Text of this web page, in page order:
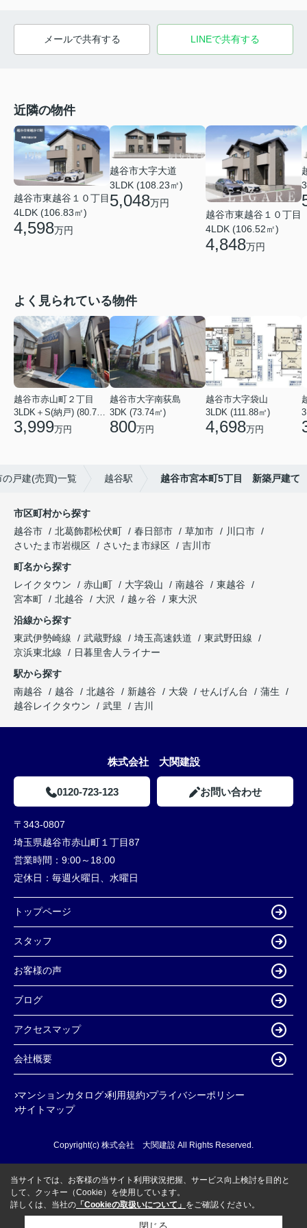
メールで共有する LINEで共有する
近隣の物件
越谷市東越谷１０丁目
4LDK (106.83㎡)
4,598万円
越谷市大字大道
3LDK (108.23㎡)
5,048万円
越谷市東越谷１０丁目
4LDK (106.52㎡)
4,848万円
よく見られている物件
越谷市赤山町２丁目
3,999万円
越谷市大字南荻島
3DK (73.74㎡)
800万円
越谷市大字袋山
3LDK (111.88㎡)
4,698万円
の戸建(売買)一覧 越谷駅 越谷市宮本町5丁目 新築戸建て
市区町村から探す
越谷市
北葛飾郡松伏町 春日部市 草加市
川口市
さいたま市岩槻区
さいたま市緑区
吉川市
町名から探す
レイクタウン
赤山町 大字袋山 南越谷
東越谷
宮本町
北越谷 大沢 越ヶ谷
東大沢
沿線から探す
東武伊勢崎線
武蔵野線 埼玉高速鉄道
東武野田線
京浜東北線
日暮里舎人ライナー
駅から探す
南越谷
越谷 北越谷 新越谷 大袋 せんげん台
蒲生
越谷レイクタウン
武里 吉川
株式会社 大関建設
0120-723-123 お問い合わせ
〒343-0807
埼玉県越谷市赤山町１丁目87
営業時間： 9:00～18:00
定休日： 毎週火曜日、水曜日
トップページ
スタッフ
お客様の声
ブログ
アクセスマップ
会社概要
マンションカタログ 利用規約 プライバシーポリシー
サイトマップ
Copyright(c) 株式会社 大関建設 All Rights Reserved.
当サイトでは、お客様の当サイト利用状況把握、サービス向上検討を目的と
して、クッキー（Cookie）を使用しています。
詳しくは、当社の 「Cookieの取扱いについて」 をご確認ください。